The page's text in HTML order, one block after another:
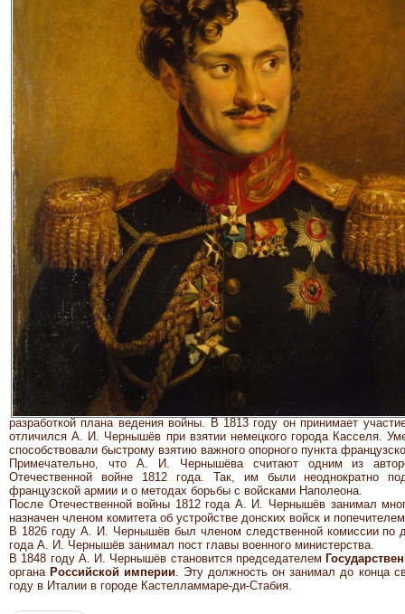
разработкой плана ведения войны. В 1813 году он принимает
отличился А. И. Чернышёв при взятии немецкого города Касселя.
способствовали быстрому взятию важного опорного пункта
Примечательно, что А. И. Чернышёва считают одним из
Отечественной войне 1812 года. Так, им были неоднократно
французской армии и о методах борьбы с войсками Наполеона.
После Отечественной войны 1812 года А. И. Чернышёв занимал
назначен членом комитета об устройстве донских войск и
В 1826 году А. И. Чернышёв был членом следственной комиссии по
года А. И. Чернышёв занимал пост главы военного министерства.
В 1848 году А. И. Чернышёв становится председателем
органа Российской империи. Эту должность он занимал до конца
году в Италии в городе Кастелламмаре-ди-Стабия.